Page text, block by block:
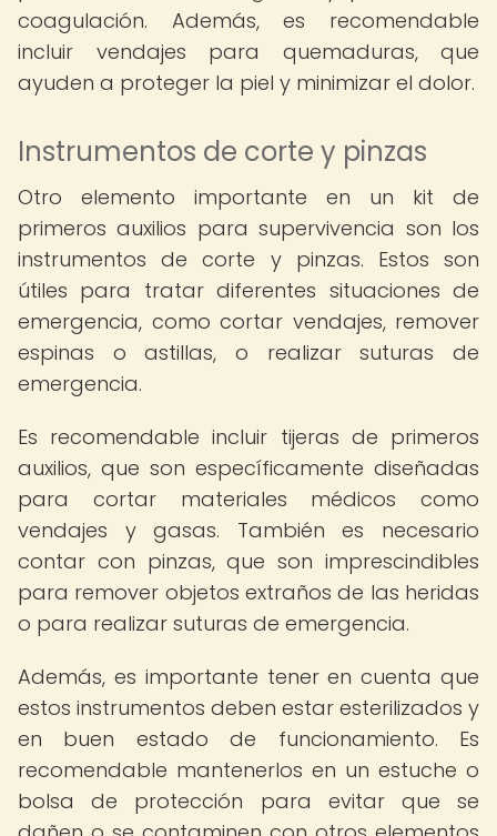
coagulación. Además, es recomendable
incluir vendajes para quemaduras, que
ayuden a proteger la piel y minimizar el dolor.
Instrumentos de corte y pinzas
Otro elemento importante en un kit de
primeros auxilios para supervivencia son los
instrumentos de corte y pinzas. Estos son
útiles para tratar diferentes situaciones de
emergencia, como cortar vendajes, remover
espinas o astillas, o realizar suturas de
emergencia.
Es recomendable incluir tijeras de primeros
auxilios, que son específicamente diseñadas
para cortar materiales médicos como
vendajes y gasas. También es necesario
contar con pinzas, que son imprescindibles
para remover objetos extraños de las heridas
o para realizar suturas de emergencia.
Además, es importante tener en cuenta que
estos instrumentos deben estar esterilizados y
en buen estado de funcionamiento. Es
recomendable mantenerlos en un estuche o
bolsa de protección para evitar que se